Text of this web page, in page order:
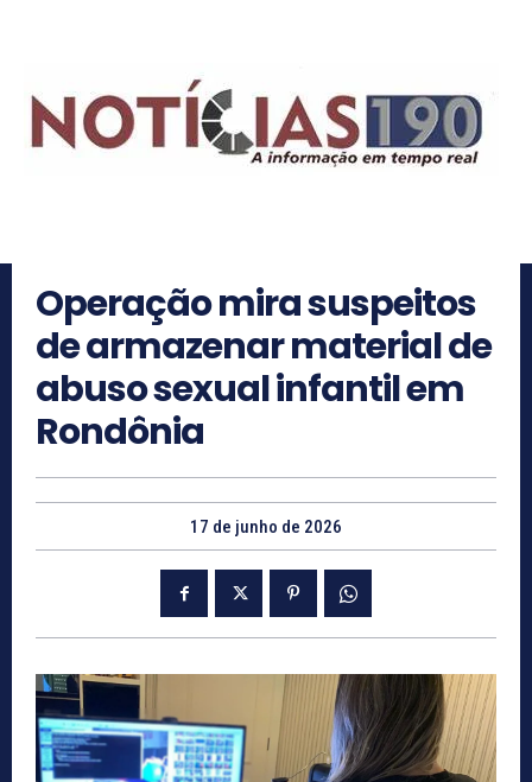
Operação mira suspeitos
de armazenar material de
abuso sexual infantil em
Rondônia
17 de junho de 2026